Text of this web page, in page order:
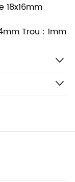
18x16mm
Trou : 1mm